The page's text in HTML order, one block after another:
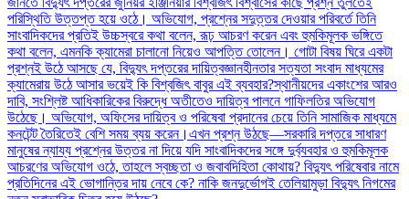
পরিস্থিতি উত্তপ্ত হয়ে ওঠে। অভিযোগ, প্রশ্নের সদুত্তর দেওয়ার পরিবর্তে তিনি
সাংবাদিকদের প্রতিই উচ্চস্বরে কথা বলেন, রূঢ় আচরণ করেন এবং হুমকিমূলক ভঙ্গিতে
কথা বলেন, এমনকি ক্যামেরা চালানো নিয়েও আপত্তি তোলেন। গোটা বিষয় ঘিরে একটা
প্রশ্নই উঠে আসছে যে, বিদ্যুৎ দপ্তরের দায়িত্বজ্ঞানহীনতার সত্যতা সংবাদ মাধ্যমের
ক্যামেরায় উঠে আসার ভয়েই কি বিশ্বজিৎ বাবুর এই ব্যবহার?স্থানীয়দের একাংশের আরও
দাবি, সংশ্লিষ্ট আধিকারিকের বিরুদ্ধে অতীতেও দায়িত্ব পালনে গাফিলতির অভিযোগ
উঠেছে। অভিযোগ, অফিসের দায়িত্ব ও পরিষেবা প্রদানের চেয়ে তিনি সামাজিক মাধ্যমে
কনটেন্ট তৈরিতেই বেশি সময় ব্যয় করেন।এখন প্রশ্ন উঠছে—সরকারি দপ্তরে সাধারণ
মানুষের ন্যায্য প্রশ্নের উত্তর না দিয়ে যদি সাংবাদিকদের সঙ্গে দুর্ব্যবহার ও হুমকিমূলক
আচরণের অভিযোগ ওঠে, তাহলে স্বচ্ছতা ও জবাবদিহিতা কোথায়? বিদ্যুৎ পরিষেবার নামে
প্রতিদিনের এই ভোগান্তির দায় নেবে কে? নাকি জনদুর্ভোগই তেলিয়ামুড়া বিদ্যুৎ নিগমের